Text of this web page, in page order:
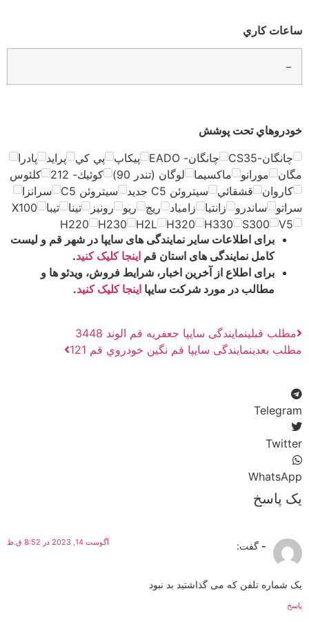
ساعات كاري
–
خودروهاي تحت پوشش
چانگان-CS35 چانگان- EADO پيكاپ پي كي پرايد
پادرا
مگان
مورانو ماكسيما لوگان (تندر 90) كوئيك- 212
كلئوس
كاروان
قشقائي سيتروئن C5 جديد سيتروئن C5
سرانزا
سراتو
ساندرو زانتيا زامياد ريچ ريو رونيز تينا تيبا
X100
V5
S300
H330
H320
H2L
H230
H220
برای اطلاعات سایر نمایندگی های سایپا در شهر قم و لیست
کامل نمایندگی های استان قم اینجا کلیک کنید.
برای اطلاع از آخرین اخبار، شرایط فروش، ویدئو ها و
مطالب در مورد شرکت سایپا اینجا کلیک کنید.
مطلب قبلینمایندگی سایپا جعفریه قم الوند 3448
مطلب بعدینمایندگی سایپا قم نگين خودروي قم 121
Telegram
Twitter
WhatsApp
یک پاسخ
- گفت: آگوست 14, 2023 در 8:52 ق.ظ
یک شماره تلفن که می گذاشتید بد نبود
پاسخ